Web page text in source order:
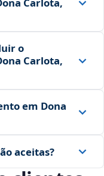
Carlota,
o
Carlota,
em Dona
aceitas?